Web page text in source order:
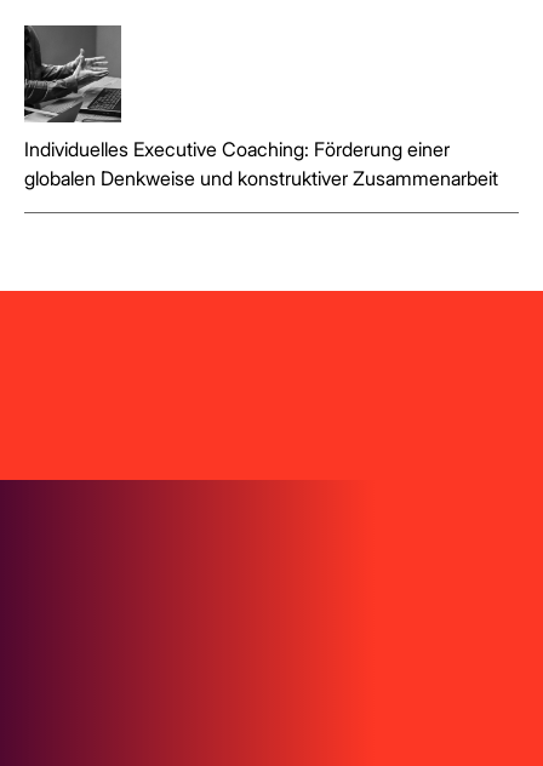
Individuelles Executive Coaching: Förderung einer
globalen Denkweise und konstruktiver Zusammenarbeit